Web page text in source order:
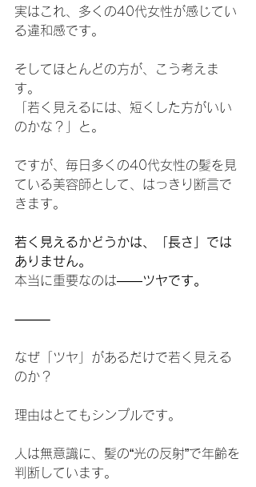
実はこれ、多くの40代女性が感じてい
る違和感です。
そしてほとんどの方が、こう考えま
す。
「若く見えるには、短くした方がいい
のかな？」と。
ですが、毎日多くの40代女性の髪を見
ている美容師として、はっきり断言で
きます。
若く見えるかどうかは、「長さ」では
ありません。
本当に重要なのは――ツヤです。
⸻
なぜ「ツヤ」があるだけで若く見える
のか？
理由はとてもシンプルです。
人は無意識に、髪の“光の反射”で年齢を
判断しています。